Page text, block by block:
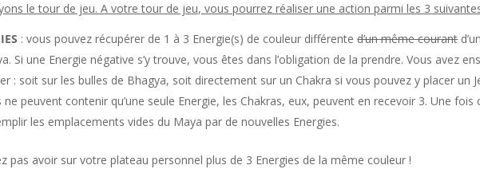
le tour de jeu. A votre tour de jeu, vous pourrez réaliser une action parmi les 3
: vous pouvez récupérer de 1 à 3 Energie(s) de couleur différented’un même courant
Si une Energie négative s’y trouve, vous êtes dans l’obligation de la prendre. Vous avez
: soit sur les bulles de Bhagya, soit directement sur un Chakra si vous pouvez y placer un
ne peuvent contenir qu’une seule Energie, les Chakras, eux, peuvent en recevoir 3. Une fois
les emplacements vides du Maya par de nouvelles Energies.
pas avoir sur votre plateau personnel plus de 3 Energies de la même couleur !